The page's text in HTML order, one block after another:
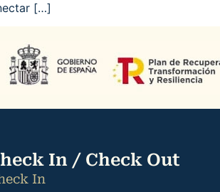
[…]
In / Check Out
In